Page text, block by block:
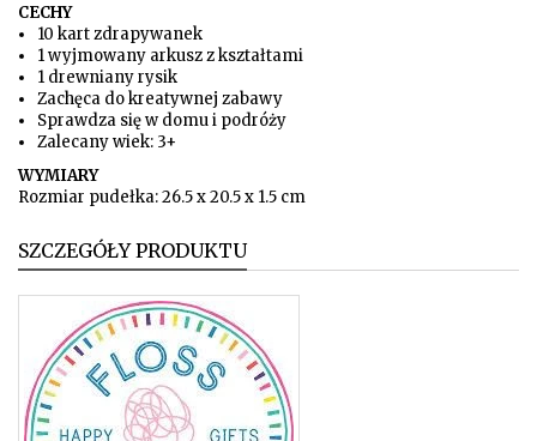
CECHY
10 kart zdrapywanek
1 wyjmowany arkusz z kształtami
1 drewniany rysik
Zachęca do kreatywnej zabawy
Sprawdza się w domu i podróży
Zalecany wiek: 3+
WYMIARY
Rozmiar pudełka: 26.5 x 20.5 x 1.5 cm
SZCZEGÓŁY PRODUKTU